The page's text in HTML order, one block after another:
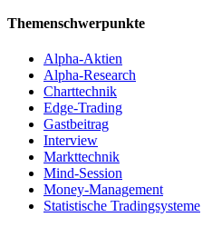
Themenschwerpunkte
Alpha-Aktien
Alpha-Research
Charttechnik
Edge-Trading
Gastbeitrag
Interview
Markttechnik
Mind-Session
Money-Management
Statistische Tradingsysteme